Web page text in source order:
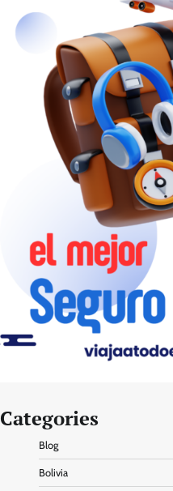
Categories
Blog
Bolivia